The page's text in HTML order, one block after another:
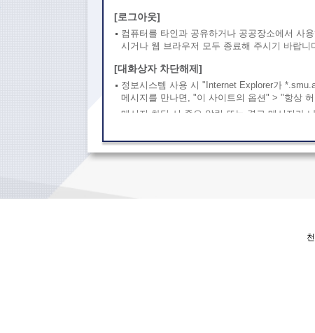
[로그아웃]
컴퓨터를 타인과 공유하거나 공공장소에서 사
시거나 웹 브라우저 모두 종료해 주시기 바랍니
[대화상자 차단해제]
정보시스템 사용 시 "Internet Explorer가
메시지를 만나면, "이 사이트의 옵션" > "항상
메시지 차단 시 중요 알림 또는 경고 메시지가
로 메시지 차단을 체크하고 확인을 눌렀을 경
띄워서 다시 시스템을 사용하시기 바랍니다.
※ 크롬에서 쿠키 삭제 방법
타 사이트 체크 > 인터넷 이용정보 삭제 > 새